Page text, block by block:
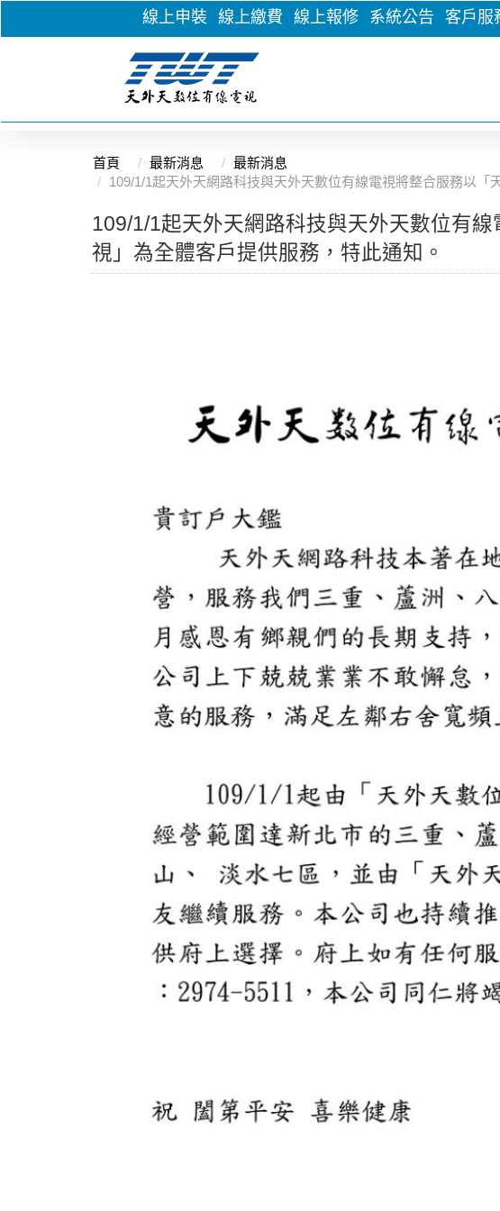
線上申裝 線上繳費 線上報修 系統公告 客戶服
首頁 最新消息
最新消息
109/1/1起天外天網路科技與天外天數位有線電視將整合服務以「
109/1/1起天外天網路科技與天外天數位有
視」為全體客戶提供服務，特此通知。